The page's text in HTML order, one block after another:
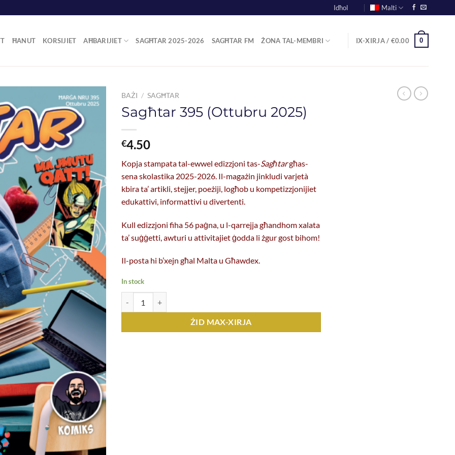
Idħol Malti
ĦANUT KORSIJIET AĦBARIJIET SAGĦTAR 2025-2026 SAGĦTAR FM ŻONA TAL-MEMBRI IX-XIRJA / €0.00 0
BAŻI / SAGĦTAR
Sagħtar 395 (Ottubru 2025)
€4.50
Kopja stampata tal-ewwel edizzjoni tas-Sagħtargħas-
sena skolastika 2025-2026. Il-magażin jinkludi varjetà
kbira ta’ artikli, stejjer, poeżiji, logħob u kompetizzjonijiet
edukattivi, informattivi u divertenti.
Kull edizzjoni fiha 56 paġna, u l-qarrejja għandhom xalata
ta’ suġġetti, awturi u attivitajiet ġodda li żgur gost bihom!
Il-posta hi b’xejn għal Malta u Għawdex.
In stock
ŻID MAX-XIRJA